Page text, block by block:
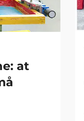
at